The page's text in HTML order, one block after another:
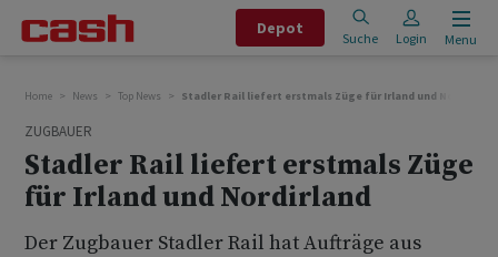
Depot
Suche Login Menu
Home News Top News Stadler Rail liefert erstmals Züge für Irland und Nordirland
ZUGBAUER
Stadler Rail liefert erstmals Züge
für Irland und Nordirland
Der Zugbauer Stadler Rail hat Aufträge aus